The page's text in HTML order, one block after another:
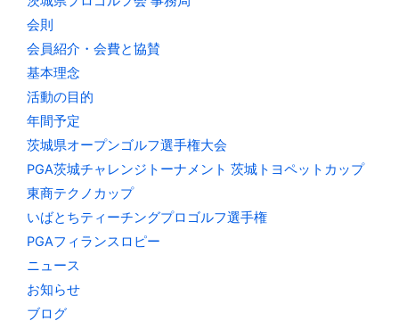
会則
会員紹介・会費と協賛
基本理念
活動の目的
年間予定
茨城県オープンゴルフ選手権大会
PGA茨城チャレンジトーナメント 茨城トヨペットカップ
東商テクノカップ
いばとちティーチングプロゴルフ選手権
PGAフィランスロピー
ニュース
お知らせ
ブログ